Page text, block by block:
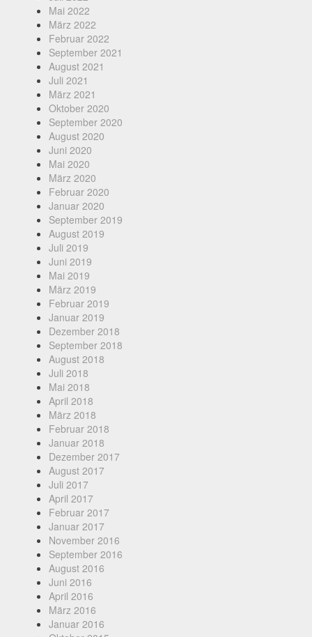
Mai 2022
März 2022
Februar 2022
September 2021
August 2021
Juli 2021
März 2021
Oktober 2020
September 2020
August 2020
Juni 2020
Mai 2020
März 2020
Februar 2020
Januar 2020
September 2019
August 2019
Juli 2019
Juni 2019
Mai 2019
März 2019
Februar 2019
Januar 2019
Dezember 2018
September 2018
August 2018
Juli 2018
Mai 2018
April 2018
März 2018
Februar 2018
Januar 2018
Dezember 2017
August 2017
Juli 2017
April 2017
Februar 2017
Januar 2017
November 2016
September 2016
August 2016
Juni 2016
April 2016
März 2016
Januar 2016